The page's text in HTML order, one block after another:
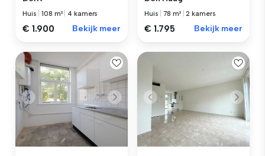
Huis |108 m² 4 kamers
€ 1.900 Bekijk meer
Huis |78 m² |2 kamers
€ 1.795 Bekijk meer